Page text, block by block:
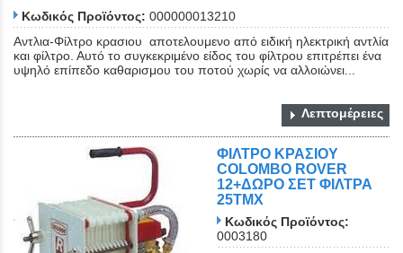
Κωδικός Προϊόντος: 000000013210
Αντλια-Φίλτρο κρασιου αποτελουμενο από ειδική ηλεκτρική αντλία
και φίλτρο. Αυτό το συγκεκριμένο είδος του φίλτρου επιτρέπει ένα
υψηλό επίπεδο καθαρισμου του ποτού χωρίς να αλλοιώνει...
Λεπτομέρειες
ΦΙΛΤΡΟ ΚΡΑΣΙΟΥ
COLOMBO ROVER
12+ΔΩΡΟ ΣΕΤ ΦΙΛΤΡΑ
25ΤΜΧ
Κωδικός Προϊόντος:
0003180